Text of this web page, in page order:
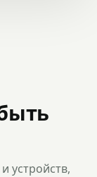
устройств,